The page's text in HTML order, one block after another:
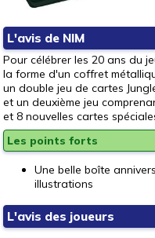
L'avis de NIM
Pour célébrer les 20 ans du
la forme d'un coffret
un double jeu de cartes
et un deuxième jeu
et 8 nouvelles cartes
Les points forts
Une belle boîte
illustrations
L'avis des joueurs